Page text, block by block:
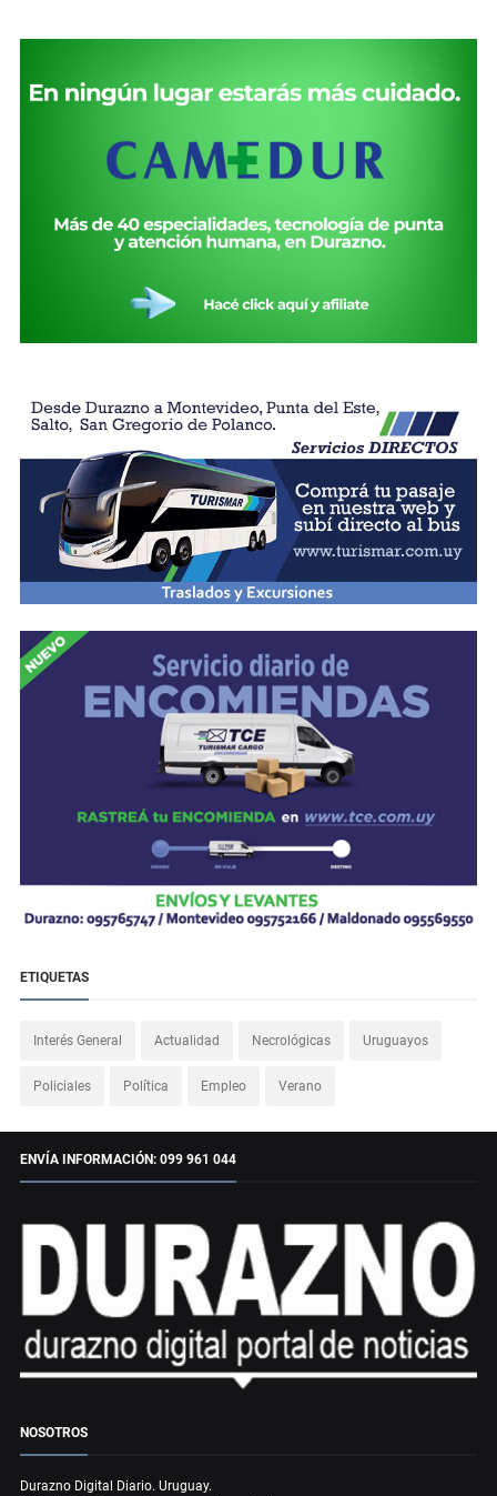
ETIQUETAS
Interés General Actualidad Necrológicas Uruguayos
Policiales Política Empleo Verano
ENVÍA INFORMACIÓN: 099 961 044
NOSOTROS
Durazno Digital Diario. Uruguay.